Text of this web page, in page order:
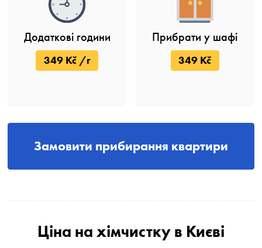
Додаткові години
349 Kč /г
Прибрати у шафі
349 Kč
Замовити прибирання квартири
Ціна на хімчистку в Києві